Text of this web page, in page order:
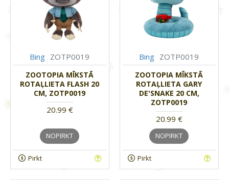
Bing ZOTP0019
ZOOTOPIA MĪKSTĀ
ROTAĻLIETA FLASH 20
CM, ZOTP0019
20.99 €
NOPIRKT
Pirkt
Bing ZOTP0019
ZOOTOPIA MĪKSTĀ
ROTAĻLIETA GARY
DE'SNAKE 20 CM,
ZOTP0019
20.99 €
NOPIRKT
Pirkt